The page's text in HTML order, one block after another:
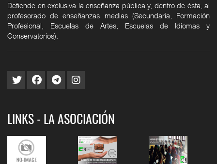
Defiende en exclusiva la enseñanza pública y, dentro de ésta, al
profesorado de enseñanzas medias (Secundaria, Formación
Profesional, Escuelas de Artes, Escuelas de Idiomas y
Conservatorios).
LINKS - LA ASOCIACIÓN